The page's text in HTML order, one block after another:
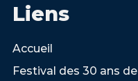
Liens
Accueil
Festival des 30 ans